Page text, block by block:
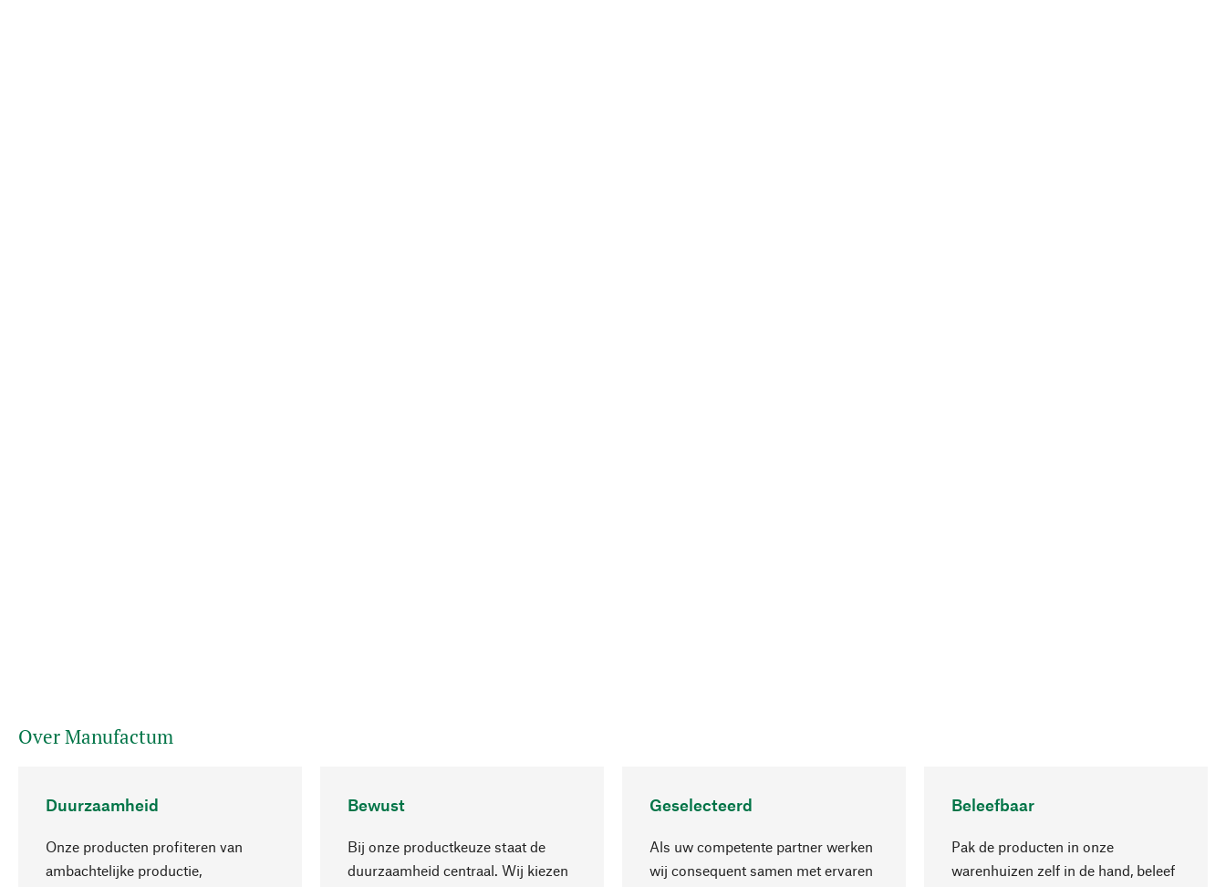
Over Manufactum
Duurzaamheid
Onze producten profiteren van
ambachtelijke productie,
Bewust
Bij onze productkeuze staat de
duurzaamheid centraal. Wij kiezen
Geselecteerd
Als uw competente partner werken
wij consequent samen met ervaren
Beleefbaar
Pak de producten in onze
warenhuizen zelf in de hand, beleef